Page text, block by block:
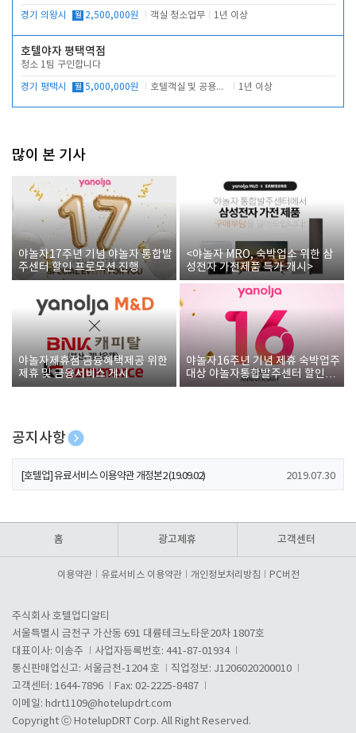
경기 의왕시 월 2,500,000원 객실 청소업무 1년 이상
호텔야자 평택역점
청소 1팀 구인합니다
경기 평택시 월 5,000,000원 호텔객실 및 공용시설 청소 관리 1년 이상
많이 본 기사
야놀자17주년 기념 야놀자 통합발
주센터 할인 프로모션 진행
<야놀자 MRO, 숙박업소 위한 삼
성전자 가전제품 특가 개시>
야놀자제휴점 금융혜택제공 위한
제휴 및 금융서비스 게시
야놀자16주년 기념 제휴 숙박업주
대상 야놀자통합발주센터 할인쿠
폰 증정
공지사항
[호텔업] 개인정보 처리방침 개정본1 (19.09.02)
[호텔업] 유료서비스 이용약관 개정본2 (19.09.02) 2019.07.30
홈 광고제휴 고객센터
이용약관 유료서비스 이용약관 개인정보처리방침 PC버전
주식회사 호텔업디알티
서울특별시 금천구 가산동 691 대륭테크노타운20차 1807호
대표이사: 이송주
사업자등록번호: 441-87-01934
통신판매업신고: 서울금천-1204 호
직업정보: J1206020200010
고객센터: 1644-7896
Fax: 02-2225-8487
이메일: hdrt1109@hotelupdrt.com
Copyright ⓒ HotelupDRT Corp. All Right Reserved.